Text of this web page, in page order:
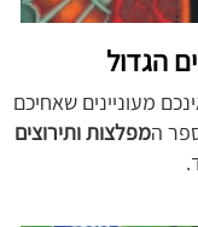
הגדול
מעוניינים שאחיכם
המפלצות ותירוצים